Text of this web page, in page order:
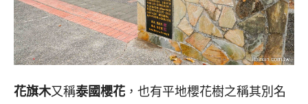
花旗木又稱泰國櫻花 ，也有平地櫻花樹之稱其別名